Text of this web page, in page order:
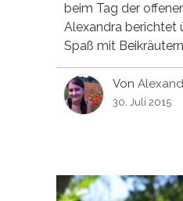
beim Tag der
Alexandra berichtet
Spaß mit
Von
30. Juli 2015